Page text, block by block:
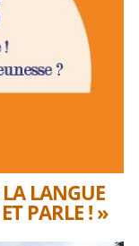
LANGUE
PARLE ! »